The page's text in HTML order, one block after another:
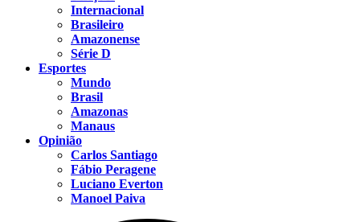
Internacional
Brasileiro
Amazonense
Série D
Esportes
Mundo
Brasil
Amazonas
Manaus
Opinião
Carlos Santiago
Fábio Peragene
Luciano Everton
Manoel Paiva